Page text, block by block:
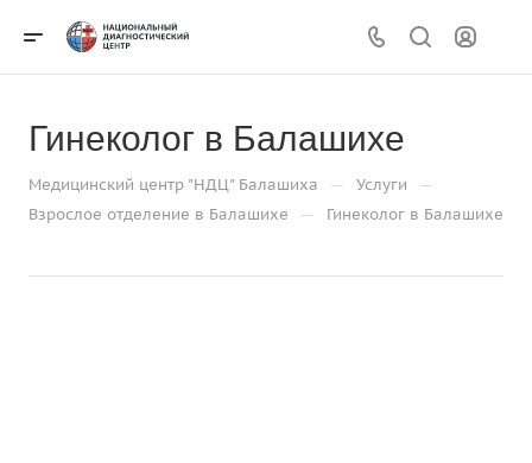
Гинеколог в Балашихе
Медицинский центр "НДЦ" Балашиха — Услуги —
Взрослое отделение в Балашихе — Гинеколог в Балашихе